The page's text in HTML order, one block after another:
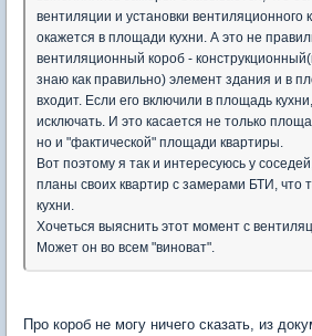
вентиляции и установки вентиляционного
окажется в площади кухни. А это не
вентиляционный короб -
знаю как правильно) элемент здания и в
входит. Если его включили в площадь
исключать. И это касается не только
но и "фактической" площади квартиры.
Вот поэтому я так и интересуюсь у
планы своих квартир с замерами БТИ, что
кухни.
Хочеться выяснить этот момент с
Может он во всем "виноват".
Про короб не могу ничего сказать, из